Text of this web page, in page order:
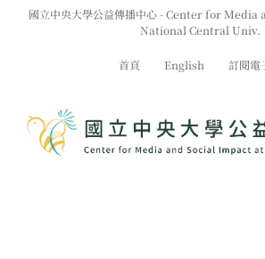
國立中央大學公益傳播中心 - Center for
National Central Univ.
首頁 English 訂閱電